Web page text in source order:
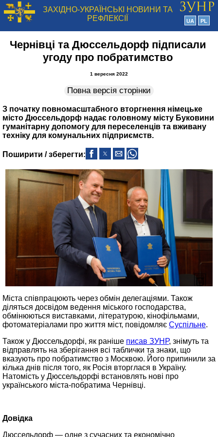
ЗАХІДНО-УКРАЇНСЬКІ НОВИНИ ТА
РЕФЛЕКСІЇ
UA PL
Чернівці та Дюссельдорф підписали
угоду про побратимство
1 вересня 2022
Повна версія сторінки
З початку повномасштабного вторгнення німецьке
місто Дюссельдорф надає головному місту Буковини
гуманітарну допомогу для переселенців та вживану
техніку для комунальних підприємств.
Поширити / зберегти:
Міста співпрацюють через обмін делегаціями. Також
діляться досвідом ведення міського господарства,
обмінюються виставками, літературою, кінофільмами,
фотоматеріалами про життя міст, повідомляє Суспільне.
Також у Дюссельдорфі, як раніше писав ЗУНР, знімуть та
відправлять на зберігання всі таблички та знаки, що
вказують про побратимство з Москвою. Його припинили за
кілька днів після того, як Росія вторглася в Україну.
Натомість у Дюссельдорфі встановлять нові про
українського міста-побратима Чернівці.
Довідка
Дюссельдорф — одне з сучасних та економічно